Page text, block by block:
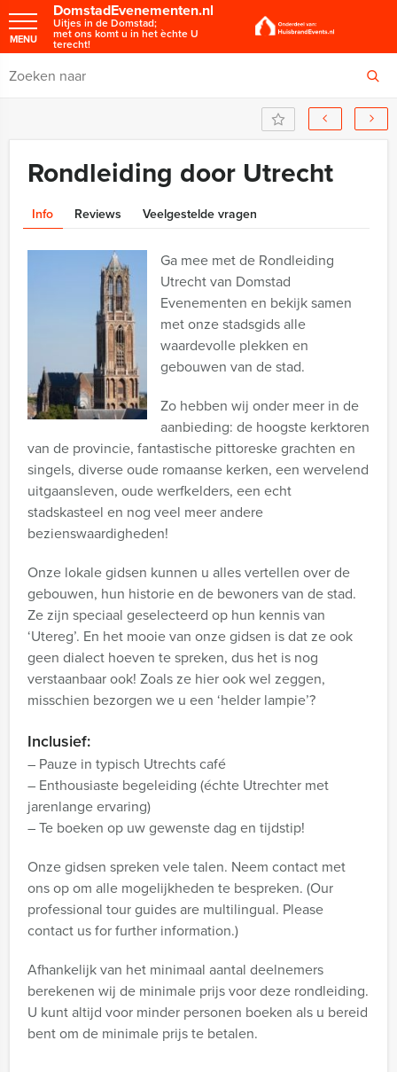
DomstadEvenementen.nl
Uitjes in de Domstad;
met ons komt u in het èchte U
terecht!
MENU
Rondleiding door Utrecht
Info Reviews Veelgestelde vragen
Ga mee met de Rondleiding
Utrecht van Domstad
Evenementen en bekijk samen
met onze stadsgids alle
waardevolle plekken en
gebouwen van de stad.
Zo hebben wij onder meer in de
aanbieding: de hoogste kerktoren
van de provincie, fantastische pittoreske grachten en
singels, diverse oude romaanse kerken, een wervelend
uitgaansleven, oude werfkelders, een echt
stadskasteel en nog veel meer andere
bezienswaardigheden!
Onze lokale gidsen kunnen u alles vertellen over de
gebouwen, hun historie en de bewoners van de stad.
Ze zijn speciaal geselecteerd op hun kennis van
‘Utereg’. En het mooie van onze gidsen is dat ze ook
geen dialect hoeven te spreken, dus het is nog
verstaanbaar ook! Zoals ze hier ook wel zeggen,
misschien bezorgen we u een ‘helder lampie’?
Inclusief:
– Pauze in typisch Utrechts café
– Enthousiaste begeleiding (échte Utrechter met
jarenlange ervaring)
– Te boeken op uw gewenste dag en tijdstip!
Onze gidsen spreken vele talen. Neem contact met
ons op om alle mogelijkheden te bespreken. (Our
professional tour guides are multilingual. Please
contact us for further information.)
Afhankelijk van het minimaal aantal deelnemers
berekenen wij de minimale prijs voor deze rondleiding.
U kunt altijd voor minder personen boeken als u bereid
bent om de minimale prijs te betalen.